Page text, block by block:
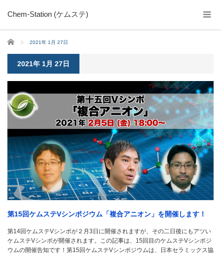
Chem-Station (ケムステ)
ホーム 2021年 1月 27日
2021年 1月 27日
第15回ケムステVシンポジウム「複合アニオン」を開催します！
第14回ケムステVシンポが２月3日に開催されますが、その二日後にもアツい
ケムステVシンポが開催されます。この記事は、15回目のケムステVシンポジ
ウムの開催告知です！第15回ケムステVシンポジウムは、日本セラミックス協